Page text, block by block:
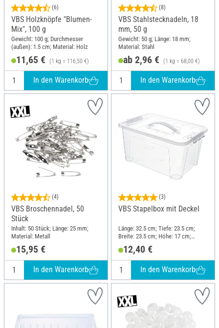
(6)
VBS Holzknöpfe "Blumen-
Mix", 100 g
Gewicht: 100 g; Durchmesser
(außen): 1.5 cm; Material: Holz
11,65 € (1 kg = 116,50 €)
In den Warenkorb
(8)
VBS Stahlstecknadeln, 18
mm, 50 g
Gewicht: 50 g; Länge: 18 mm;
Material: Stahl
ab 2,96 € (1 kg = 68,00 €)
In den Warenkorb
(4)
VBS Broschennadel, 50
Stück
Inhalt: 50 Stück; Länge: 25 mm;
Material: Metall
15,95 €
In den Warenkorb
(3)
VBS Stapelbox mit Deckel
Länge: 32.5 cm; Tiefe: 23.5 cm;
Breite: 23.5 cm; Höhe: 17 cm;
12,40 €
In den Warenkorb